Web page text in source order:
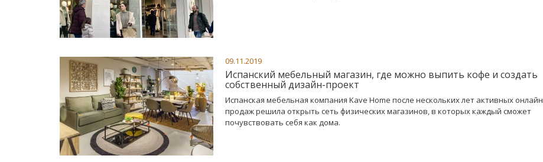
09.11.2019
Испанский мебельный магазин, где можно выпить кофе и создать
собственный дизайн-проект
Испанская мебельная компания Kave Home после нескольких лет активных онлайн
продаж решила открыть сеть физических магазинов, в которых каждый сможет
почувствовать себя как дома.